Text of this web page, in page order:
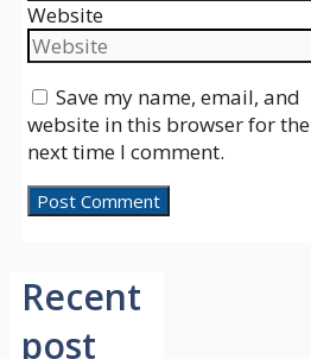
Website
Save my name, email, and
website in this browser for the
next time I comment.
Recent
post